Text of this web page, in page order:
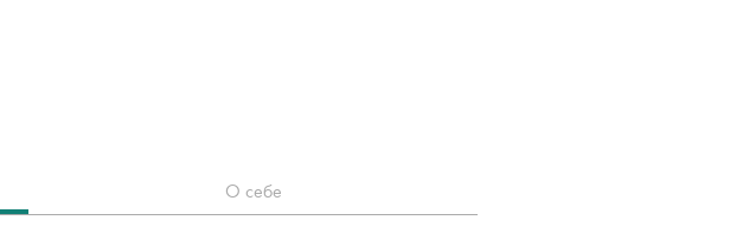
О себе